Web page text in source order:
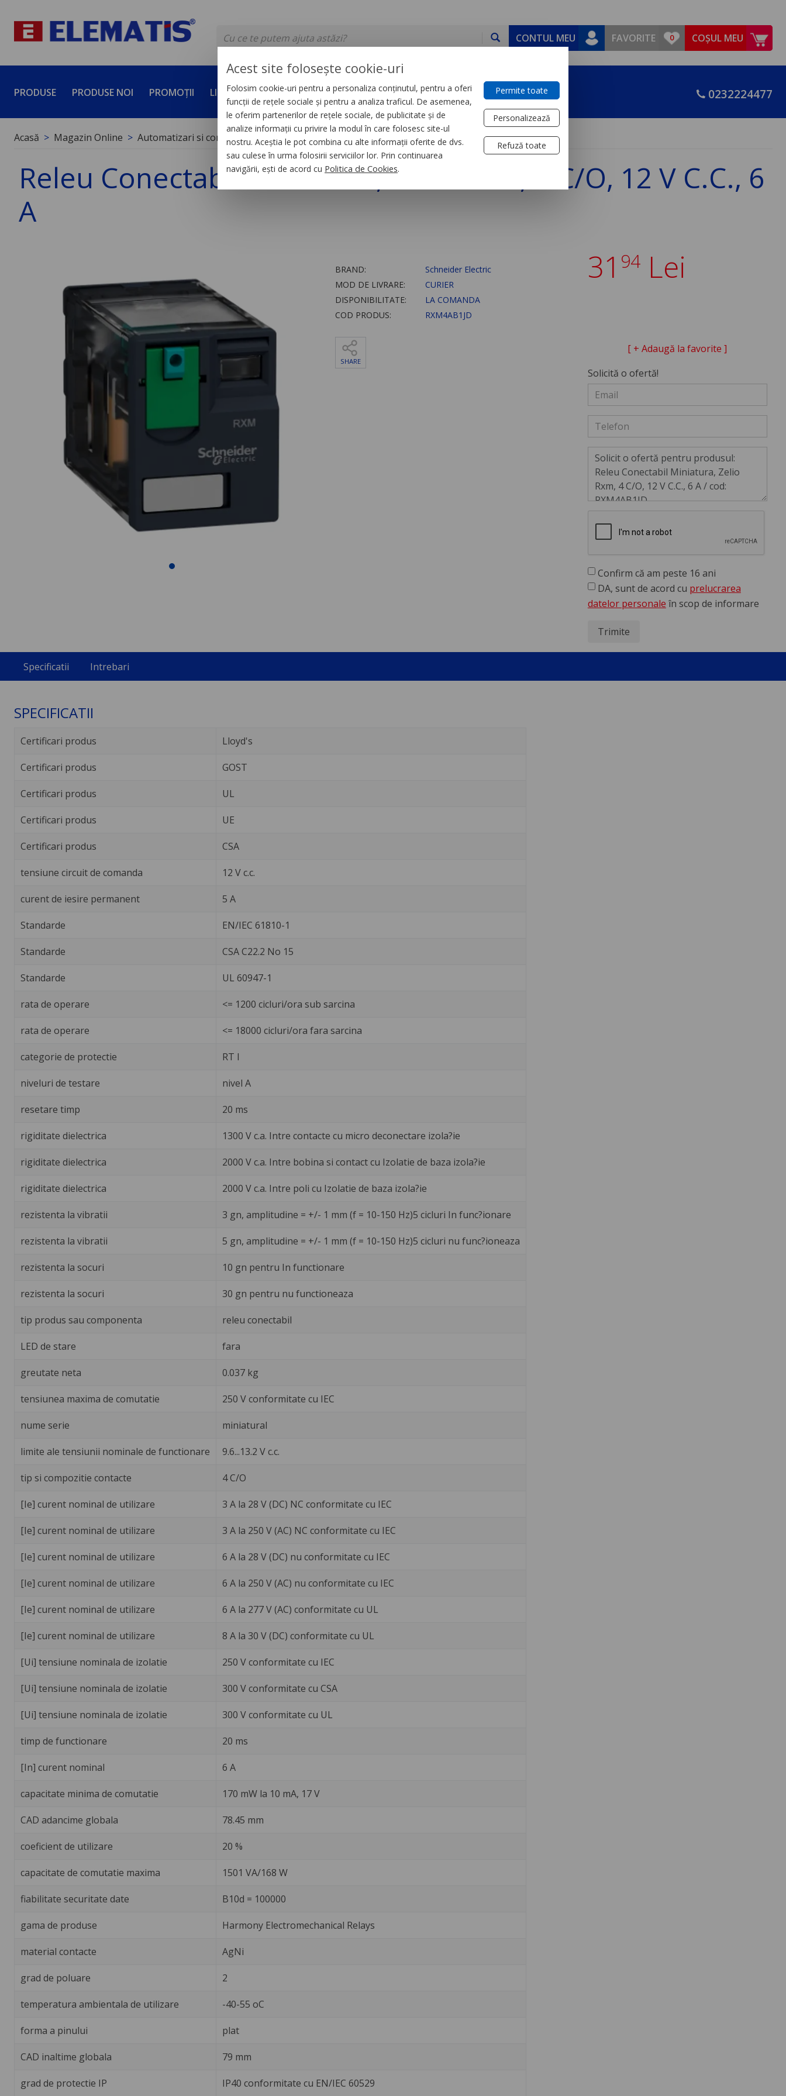
CONTUL MEU FAVORITE COȘUL MEU
PRODUSE PRODUSE NOI PROMOȚII LICHIDĂRI DE STOC SERVICII DEVINO PARTENER CONTACT 0232224477
Acasă Magazin Online Automatizari si control industrial Relee
Releu Conectabil Miniatura, Zelio Rxm, 4 C/O, 12 V C.C., 6
A
BRAND:
Schneider Electric
MOD DE LIVRARE:
CURIER
DISPONIBILITATE:
LA COMANDA
COD PRODUS:
RXM4AB1JD
SHARE
31 94Lei
[ + Adaugă la favorite ]
Solicită o ofertă!
Confirm că am peste 16 ani
DA, sunt de acord cu prelucrarea
datelor personale în scop de informare
Trimite
Specificatii Intrebari
SPECIFICATII
Certificari produs Lloyd's
Certificari produs GOST
Certificari produs UL
Certificari produs UE
Certificari produs CSA
tensiune circuit de comanda 12 V c.c.
curent de iesire permanent 5 A
Standarde EN/IEC 61810-1
Standarde CSA C22.2 No 15
Standarde UL 60947-1
rata de operare <= 1200 cicluri/ora sub sarcina
rata de operare <= 18000 cicluri/ora fara sarcina
categorie de protectie RT I
niveluri de testare nivel A
resetare timp 20 ms
rigiditate dielectrica 1300 V c.a. Intre contacte cu micro deconectare izola?ie
rigiditate dielectrica 2000 V c.a. Intre bobina si contact cu Izolatie de baza izola?ie
rigiditate dielectrica 2000 V c.a. Intre poli cu Izolatie de baza izola?ie
rezistenta la vibratii 3 gn, amplitudine = +/- 1 mm (f = 10-150 Hz)5 cicluri In func?ionare
rezistenta la vibratii 5 gn, amplitudine = +/- 1 mm (f = 10-150 Hz)5 cicluri nu func?ioneaza
rezistenta la socuri 10 gn pentru In functionare
rezistenta la socuri 30 gn pentru nu functioneaza
tip produs sau componenta releu conectabil
LED de stare fara
greutate neta 0.037 kg
tensiunea maxima de comutatie 250 V conformitate cu IEC
nume serie miniatural
limite ale tensiunii nominale de functionare 9.6...13.2 V c.c.
tip si compozitie contacte 4 C/O
[Ie] curent nominal de utilizare 3 A la 28 V (DC) NC conformitate cu IEC
[Ie] curent nominal de utilizare 3 A la 250 V (AC) NC conformitate cu IEC
[Ie] curent nominal de utilizare 6 A la 28 V (DC) nu conformitate cu IEC
[Ie] curent nominal de utilizare 6 A la 250 V (AC) nu conformitate cu IEC
[Ie] curent nominal de utilizare 6 A la 277 V (AC) conformitate cu UL
[Ie] curent nominal de utilizare 8 A la 30 V (DC) conformitate cu UL
[Ui] tensiune nominala de izolatie 250 V conformitate cu IEC
[Ui] tensiune nominala de izolatie 300 V conformitate cu CSA
[Ui] tensiune nominala de izolatie 300 V conformitate cu UL
timp de functionare 20 ms
[In] curent nominal 6 A
capacitate minima de comutatie 170 mW la 10 mA, 17 V
CAD adancime globala 78.45 mm
coeficient de utilizare 20 %
capacitate de comutatie maxima 1501 VA/168 W
fiabilitate securitate date B10d = 100000
gama de produse Harmony Electromechanical Relays
material contacte AgNi
grad de poluare 2
temperatura ambientala de utilizare -40-55 oC
forma a pinului plat
CAD inaltime globala 79 mm
grad de protectie IP IP40 conformitate cu EN/IEC 60529
Acest site folosește cookie-uri
Folosim cookie-uri pentru a personaliza conținutul, pentru a oferi
funcții de rețele sociale și pentru a analiza traficul. De asemenea,
le oferim partenerilor de rețele sociale, de publicitate și de
analize informații cu privire la modul în care folosesc site-ul
nostru. Aceștia le pot combina cu alte informații oferite de dvs.
sau culese în urma folosirii serviciilor lor. Prin continuarea
navigării, ești de acord cu Politica de Cookies.
Permite toate
Personalizează
Refuză toate